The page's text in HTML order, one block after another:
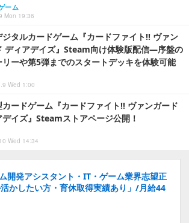
ーム
Mon 19:36
ジタルカードゲーム『カードファイト!! ヴァン
ディアデイズ』Steam向け体験版配信―序盤の
リーや第5弾までのスタートデッキを体験可能
Wed 1:00
カードゲーム『カードファイト!! ヴァンガード
イズ』Steamストアページ公開！
Wed 14:34
開発アシスタント・IT・ゲーム業界志望正
かしたい方・育休取得実績あり」/月給44